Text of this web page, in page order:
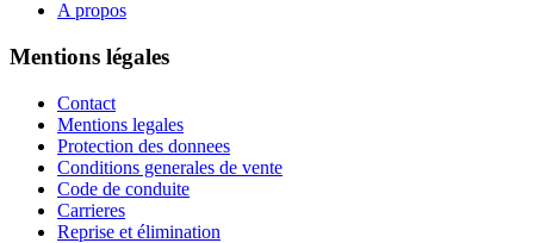
A propos
Mentions légales
Contact
Mentions legales
Protection des donnees
Conditions generales de vente
Code de conduite
Carrieres
Reprise et élimination